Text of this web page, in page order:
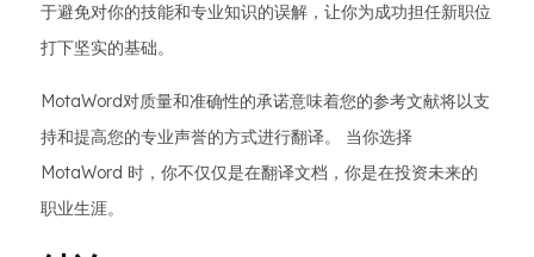
于避免对你的技能和专业知识的误解，让你为成功担任新职位
打下坚实的基础。
MotaWord对质量和准确性的承诺意味着您的参考文献将以支
持和提高您的专业声誉的方式进行翻译。 当你选择
MotaWord 时，你不仅仅是在翻译文档，你是在投资未来的
职业生涯。